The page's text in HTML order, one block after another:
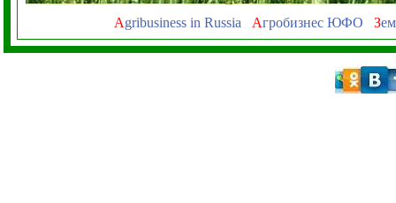
Agribusiness in Russia Агробизнес ЮФО З